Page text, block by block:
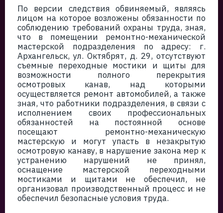
По версии следствия обвиняемый, являясь
лицом на которое возложены обязанности по
соблюдению требований охраны труда, зная,
что в помещении ремонтно-механической
мастерской подразделения по адресу: г.
Архангельск, ул. Октябрят, д. 29, отсутствуют
съемные переходные мостики и щиты для
возможности полного перекрытия
осмотровых канав, над которыми
осуществляется ремонт автомобилей, а также
зная, что работники подразделения, в связи с
исполнением своих профессиональных
обязанностей на постоянной основе
посещают ремонтно-механическую
мастерскую и могут упасть в незакрытую
осмотровую канаву, в нарушение закона мер к
устранению нарушений не принял,
оснащение мастерской переходными
мостиками и щитами не обеспечил, не
организовал производственный процесс и не
обеспечил безопасные условия труда.